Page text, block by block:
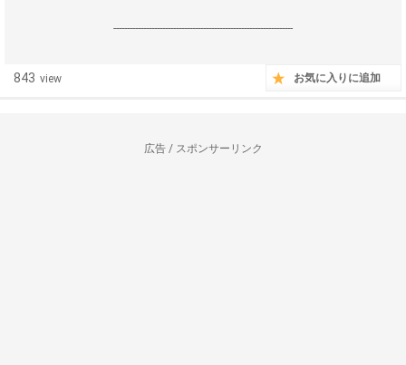
------------------------------------------------------------------
843 view お気に入りに追加
広告 / スポンサーリンク